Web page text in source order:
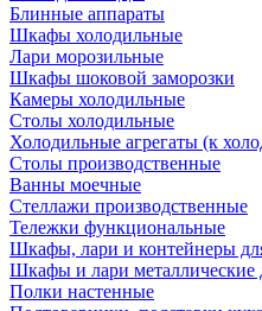
Блинные аппараты
Шкафы холодильные
Лари морозильные
Шкафы шоковой заморозки
Камеры холодильные
Столы холодильные
Холодильные агрегаты (к
Столы производственные
Ванны моечные
Стеллажи производственные
Тележки функциональные
Шкафы, лари и контейнеры
Шкафы и лари металлические
Полки настенные